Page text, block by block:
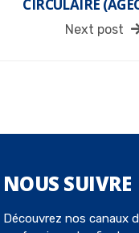
CIRCULAIRE
Next post
NOUS SUIVRE
Découvrez nos canaux